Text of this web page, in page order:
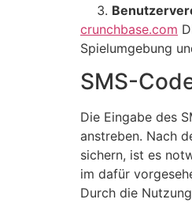
crunchbase.com
Spielumgebung
SMS-
Die Eingabe des
anstreben. Nach
sichern, ist es
im dafür
Durch die